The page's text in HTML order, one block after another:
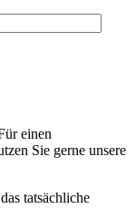
einen
Sie gerne unsere
tatsächliche